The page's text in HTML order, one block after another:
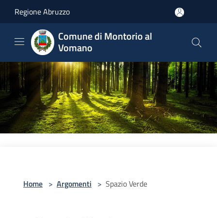
Regione Abruzzo
Comune di Montorio al
Vomano
Home > Argomenti > Spazio Verde